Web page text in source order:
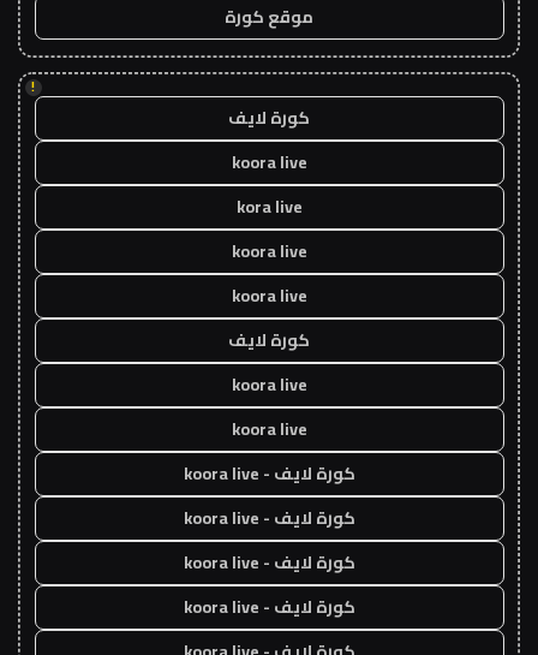
موقع كورة
!
كورة لايف
koora live
kora live
koora live
koora live
كورة لايف
koora live
koora live
كورة لايف - koora live
كورة لايف - koora live
كورة لايف - koora live
كورة لايف - koora live